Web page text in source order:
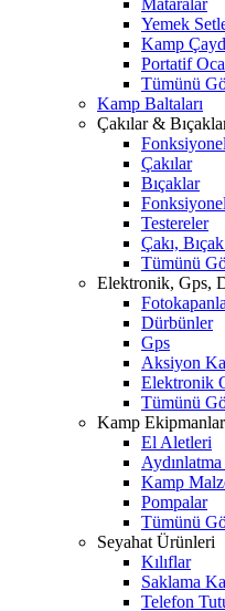
Mataralar
Yemek
Kamp
Portatif
Tümünü
Kamp Baltaları
Çakılar &
Çakılar
Bıçaklar
Testereler
Çakı,
Tümünü
Elektronik, Gps,
Dürbünler
Gps
Aksiyon
Elektronik
Tümünü
Kamp
El Aletleri
Kamp
Pompalar
Tümünü
Seyahat Ürünleri
Kılıflar
Saklama
Telefon